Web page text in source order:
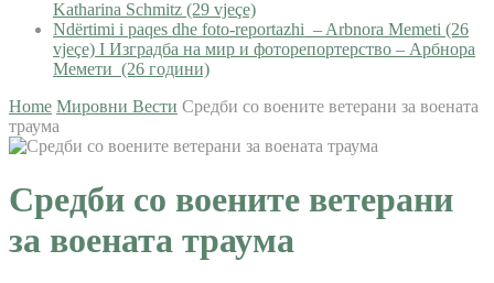
Katharina Schmitz (29 vjeçe)
Ndërtimi i paqes dhe foto-reportazhi – Arbnora Memeti (26
vjeçe) I Изградба на мир и фоторепортерство – Арбнора
Мемети (26 години)
Home Мировни Вести Средби со воените ветерани за воената
траума
Средби со воените ветерани
за воената траума